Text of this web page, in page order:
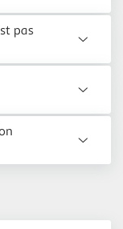
pas